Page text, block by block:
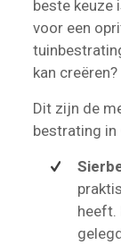
beste keuze
voor een
kan creëren?
Dit zijn de
bestrating in
heeft.